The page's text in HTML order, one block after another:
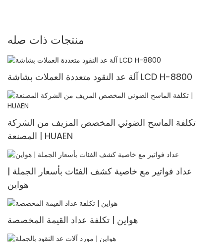
منتجات ذات صله
آلة عد النقود متعددة العملات بشاشة LCD H-8800
تكلفة الماسح الضوئي المخصص المزيف من الشركة
المصنعة | HUAEN
عداد فواتير مع خاصية كشف الفئات بأسعار الجملة |
هواين
هواين | تكلفة عداد القيمة المخصصة